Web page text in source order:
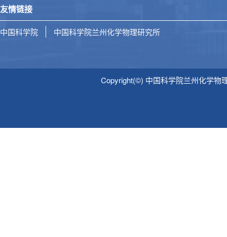
友情链接
中国科学院 中国科学院兰州化学物理研究所
Copyright(©) 中国科学院兰州化学物